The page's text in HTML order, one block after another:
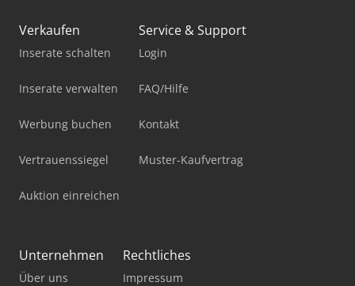
Verkaufen
Inserate schalten
Inserate verwalten
Werbung buchen
Vertrauenssiegel
Auktion einreichen
Service & Support
Login
FAQ/Hilfe
Kontakt
Muster-Kaufvertrag
Unternehmen
Über uns
Rechtliches
Impressum